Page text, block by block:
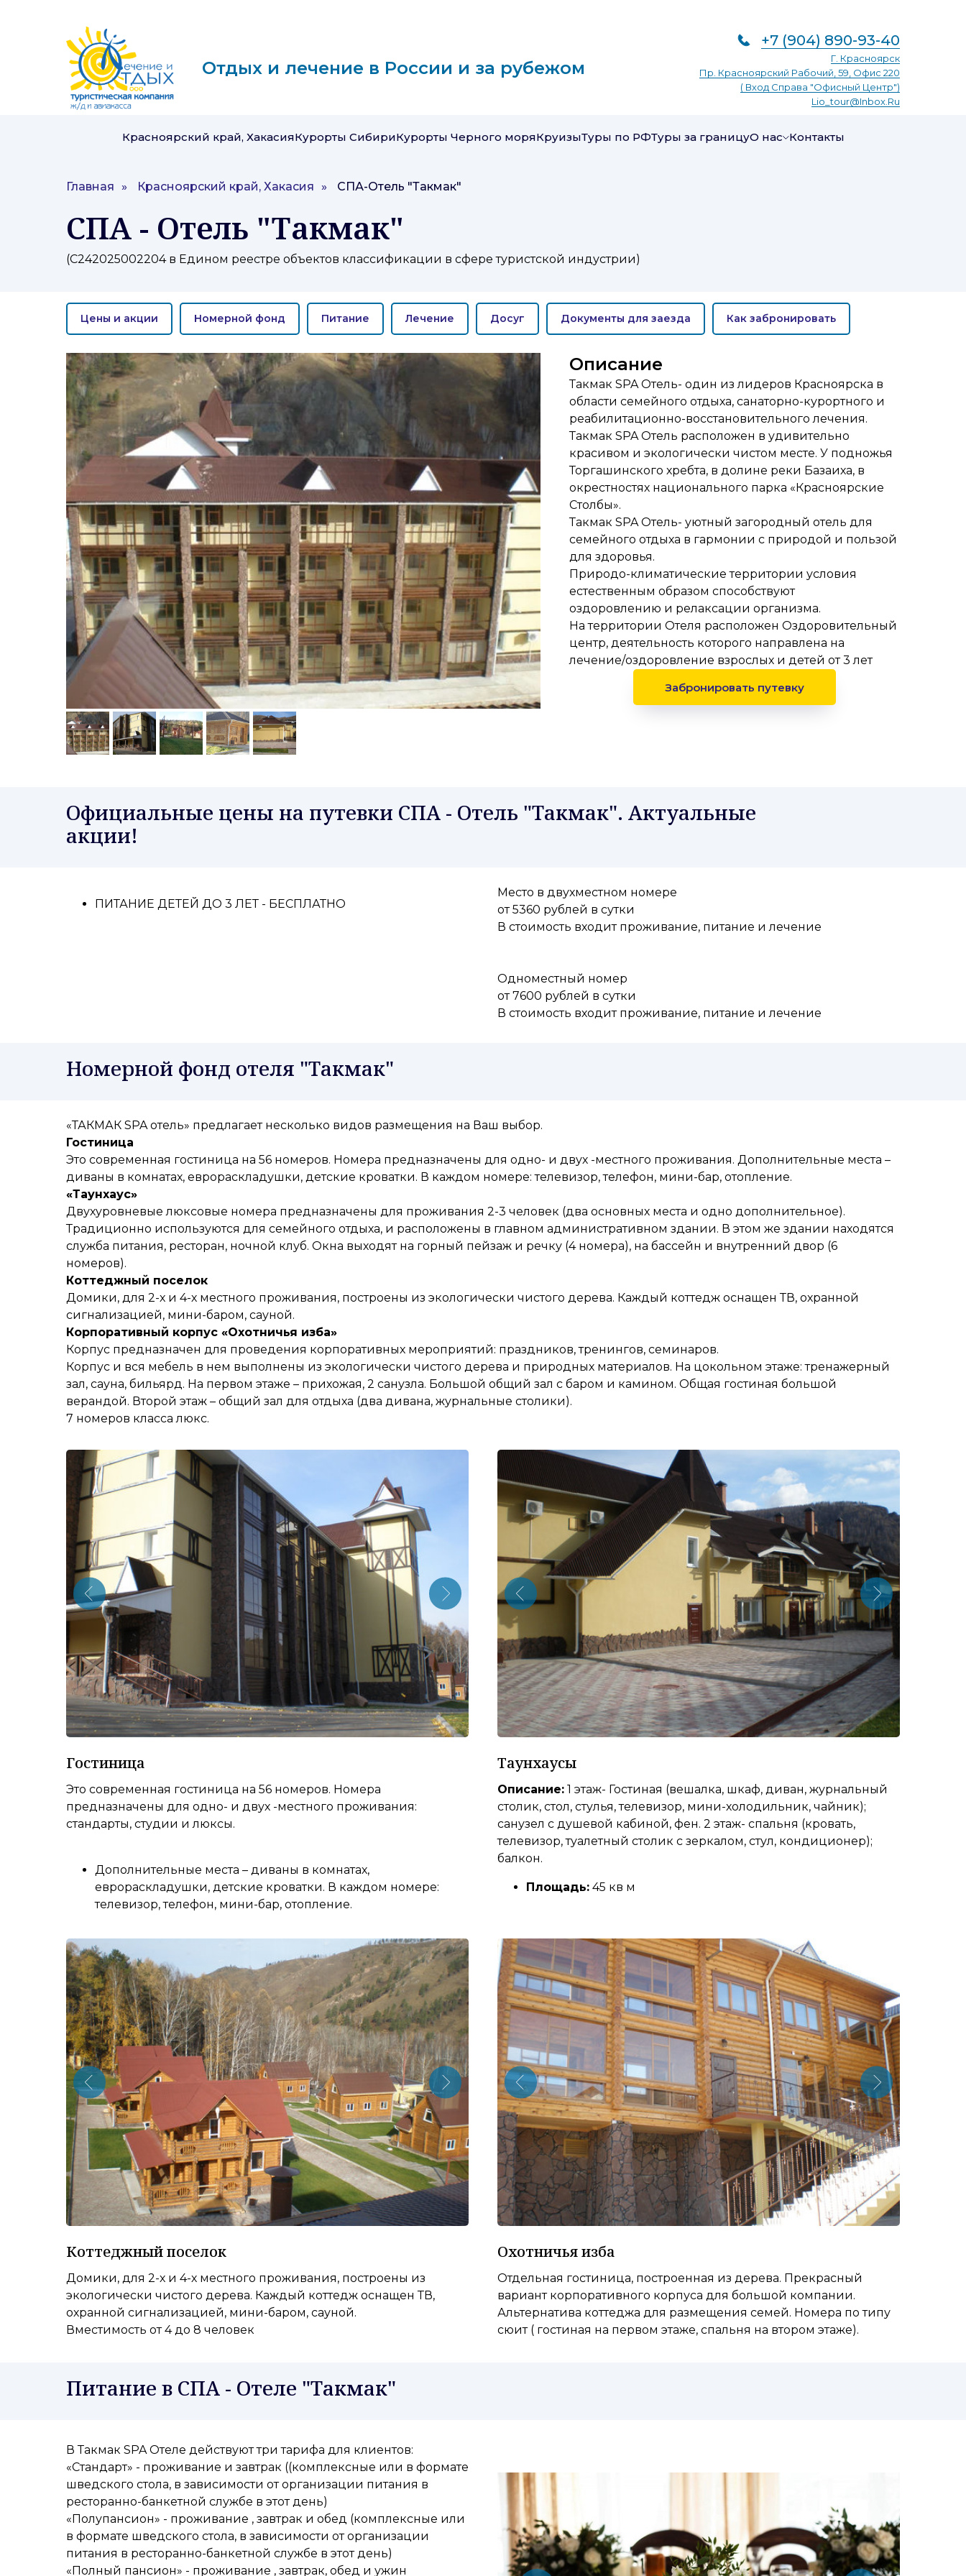
Отдых и лечение в России и за рубежом
+7 (904) 890-93-40
Г. Красноярск
Пр. Красноярский Рабочий, 59, Офис 220
( Вход Справа "Офисный Центр")
Lio_tour@inbox.ru
Красноярский край, ХакасияКурорты СибириКурорты Черного моряКруизыТуры по РФТуры за границуО нас Контакты
Главная » Красноярский край, Хакасия » СПА-Отель "Такмак"
СПА - Отель "Такмак"
(С242025002204 в Едином реестре объектов классификации в сфере туристской индустрии)
Цены и акции Номерной фонд Питание Лечение Досуг Документы для заезда Как забронировать
Описание
Такмак SPA Отель- один из лидеров Красноярска в
области семейного отдыха, санаторно-курортного и
реабилитационно-восстановительного лечения.
Такмак SPA Отель расположен в удивительно
красивом и экологически чистом месте. У подножья
Торгашинского хребта, в долине реки Базаиха, в
окрестностях национального парка «Красноярские
Столбы».
Такмак SPA Отель- уютный загородный отель для
семейного отдыха в гармонии с природой и пользой
для здоровья.
Природо-климатические территории условия
естественным образом способствуют
оздоровлению и релаксации организма.
На территории Отеля расположен Оздоровительный
центр, деятельность которого направлена на
лечение/оздоровление взрослых и детей от 3 лет
Забронировать путевку
Официальные цены на путевки СПА - Отель "Такмак". Актуальные
акции!
ПИТАНИЕ ДЕТЕЙ ДО 3 ЛЕТ - БЕСПЛАТНО
Место в двухместном номере
от 5360 рублей в сутки
В стоимость входит проживание, питание и лечение
Одноместный номер
от 7600 рублей в сутки
В стоимость входит проживание, питание и лечение
Номерной фонд отеля "Такмак"
«ТАКМАК SPA отель» предлагает несколько видов размещения на Ваш выбор.
Гостиница
Это современная гостиница на 56 номеров. Номера предназначены для одно- и двух -местного проживания. Дополнительные места –
диваны в комнатах, еврораскладушки, детские кроватки. В каждом номере: телевизор, телефон, мини-бар, отопление.
«Таунхаус»
Двухуровневые люксовые номера предназначены для проживания 2-3 человек (два основных места и одно дополнительное).
Традиционно используются для семейного отдыха, и расположены в главном административном здании. В этом же здании находятся
служба питания, ресторан, ночной клуб. Окна выходят на горный пейзаж и речку (4 номера), на бассейн и внутренний двор (6
номеров).
Коттеджный поселок
Домики, для 2-х и 4-х местного проживания, построены из экологически чистого дерева. Каждый коттедж оснащен ТВ, охранной
сигнализацией, мини-баром, сауной.
Корпоративный корпус «Охотничья изба»
Корпус предназначен для проведения корпоративных мероприятий: праздников, тренингов, семинаров.
Корпус и вся мебель в нем выполнены из экологически чистого дерева и природных материалов. На цокольном этаже: тренажерный
зал, сауна, бильярд. На первом этаже – прихожая, 2 санузла. Большой общий зал с баром и камином. Общая гостиная большой
верандой. Второй этаж – общий зал для отдыха (два дивана, журнальные столики).
7 номеров класса люкс.
Таунхаусы
Гостиница
Описание: 1 этаж- Гостиная (вешалка, шкаф, диван, журнальный
столик, стол, стулья, телевизор, мини-холодильник, чайник);
санузел с душевой кабиной, фен. 2 этаж- спальня (кровать,
телевизор, туалетный столик с зеркалом, стул, кондиционер);
балкон.
Площадь: 45 кв м
Это современная гостиница на 56 номеров. Номера
предназначены для одно- и двух -местного проживания:
стандарты, студии и люксы.
Дополнительные места – диваны в комнатах,
еврораскладушки, детские кроватки. В каждом номере:
телевизор, телефон, мини-бар, отопление.
Охотничья изба
Коттеджный поселок
Отдельная гостиница, построенная из дерева. Прекрасный
вариант корпоративного корпуса для большой компании.
Альтернатива коттеджа для размещения семей. Номера по типу
сюит ( гостиная на первом этаже, спальня на втором этаже).
Домики, для 2-х и 4-х местного проживания, построены из
экологически чистого дерева. Каждый коттедж оснащен ТВ,
охранной сигнализацией, мини-баром, сауной.
Вместимость от 4 до 8 человек
Питание в СПА - Отеле "Такмак"
В Такмак SPA Отеле действуют три тарифа для клиентов:
«Стандарт» - проживание и завтрак ((комплексные или в формате
шведского стола, в зависимости от организации питания в
ресторанно-банкетной службе в этот день)
«Полупансион» - проживание , завтрак и обед (комплексные или
в формате шведского стола, в зависимости от организации
питания в ресторанно-банкетной службе в этот день)
«Полный пансион» - проживание , завтрак, обед и ужин